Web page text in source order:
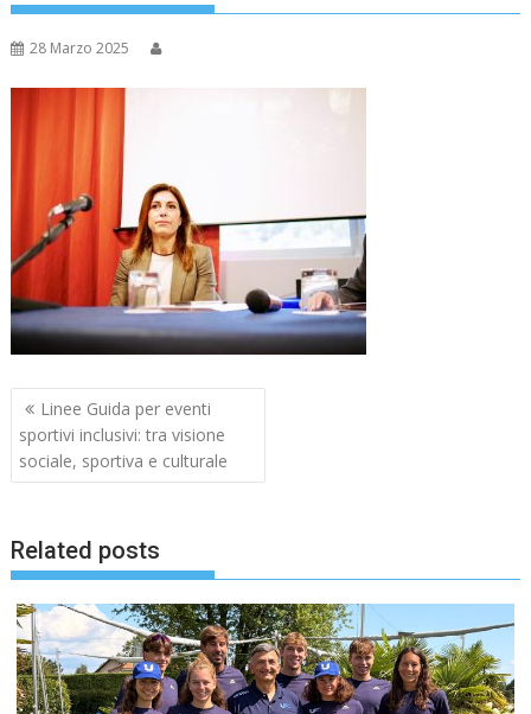
28 Marzo 2025
Navigazione
articoli
Linee Guida per eventi
sportivi inclusivi: tra visione
sociale, sportiva e culturale
Related posts